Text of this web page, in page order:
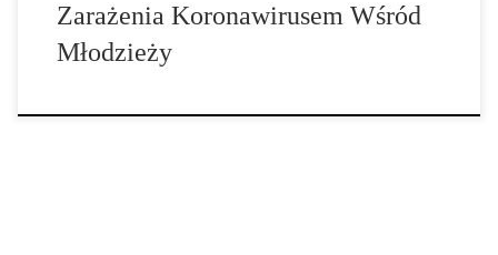
Zarażenia Koronawirusem Wśród
Młodzieży